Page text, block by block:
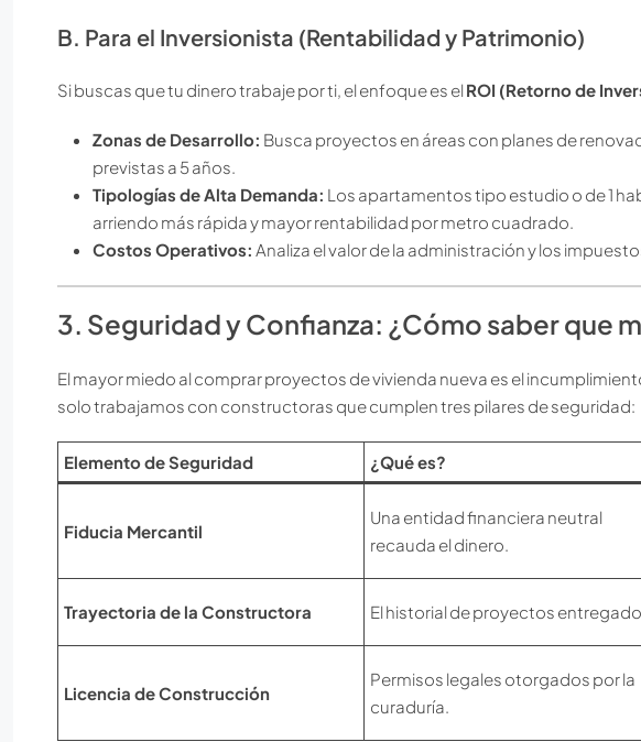
B. Para el Inversionista (Rentabilidad y Patrimonio)
Si buscas que tu dinero trabaje por ti, el enfoque es elROI (Retorno de
Zonas de Desarrollo: Busca proyectos en áreas con planes de
previstas a 5 años.
Tipologías de Alta Demanda: Los apartamentos tipo estudio o de 1
arriendo más rápida y mayor rentabilidad por metro cuadrado.
Costos Operativos: Analiza el valor de la administración y los
3. Seguridad y Confianza: ¿Cómo saber que
El mayor miedo al comprar proyectos de vivienda nueva es el
solo trabajamos con constructoras que cumplen tres pilares de seguridad:
Elemento de Seguridad ¿Qué es?
Fiducia Mercantil
Una entidad financiera neutral
recauda el dinero.
Trayectoria de la Constructora El historial de proyectos
Licencia de Construcción
Permisos legales otorgados por la
curaduría.